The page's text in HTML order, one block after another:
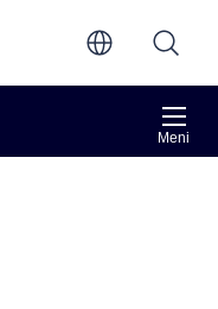
Meni